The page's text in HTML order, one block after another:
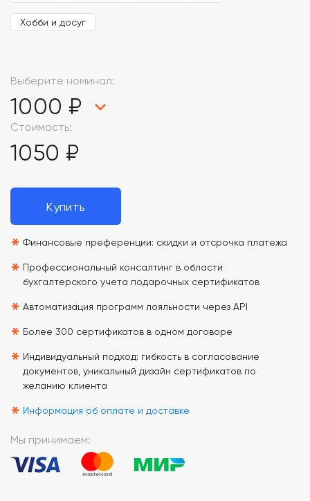
Хобби и досуг
Выберите номинал:
1000 ₽
Стоимость:
1050 ₽
Купить
* Финансовые преференции: скидки и отсрочка платежа
* Профессиональный консалтинг в области
бухгалтерского учета подарочных сертификатов
* Автоматизация программ лояльности через API
* Более 300 сертификатов в одном договоре
* Индивидуальный подход: гибкость в согласование
документов, уникальный дизайн сертификатов по
желанию клиента
* Информация об оплате и доставке
Мы принимаем: